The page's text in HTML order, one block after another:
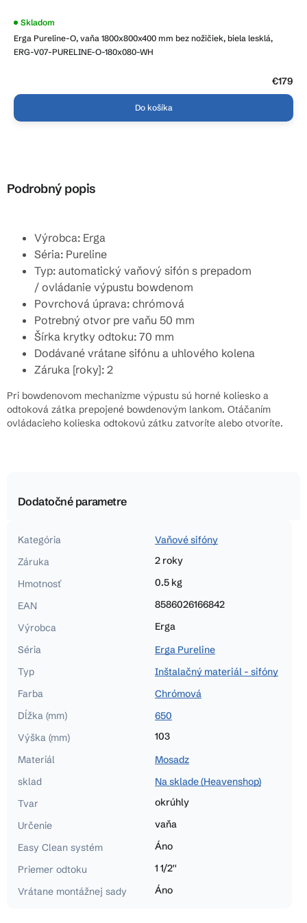
Erga Pureline-O, vaňa 1800x800x400 mm bez nožičiek, biela lesklá,
ERG-V07-PURELINE-O-180x080-WH
Priemerné
produktu
je
Skladom
€179
Do košíka
Podrobný popis
Výrobca: Erga
Séria: Pureline
Typ: automatický vaňový sifón s prepadom
/ ovládanie výpustu bowdenom
Povrchová úprava: chrómová
Potrebný otvor pre vaňu 50 mm
Šírka krytky odtoku: 70 mm
Dodávané vrátane sifónu a uhlového kolena
Záruka [roky]: 2
Pri bowdenovom mechanizme výpustu sú horné koliesko a
odtoková zátka prepojené bowdenovým lankom. Otáčaním
ovládacieho kolieska odtokovú zátku zatvoríte alebo otvoríte.
Dodatočné parametre
Kategória
Vaňové sifóny
Záruka
2 roky
Hmotnosť
0.5 kg
EAN
8586026166842
Výrobca
Erga
Séria
Erga Pureline
Typ
Inštalačný materiál - sifóny
Farba
Chrómová
Dĺžka (mm)
650
Výška (mm)
103
Materiál
Mosadz
sklad
Na sklade (Heavenshop)
Tvar
okrúhly
Určenie
vaňa
Easy Clean systém
Áno
Priemer odtoku
1 1/2''
Vrátane montážnej sady
Áno